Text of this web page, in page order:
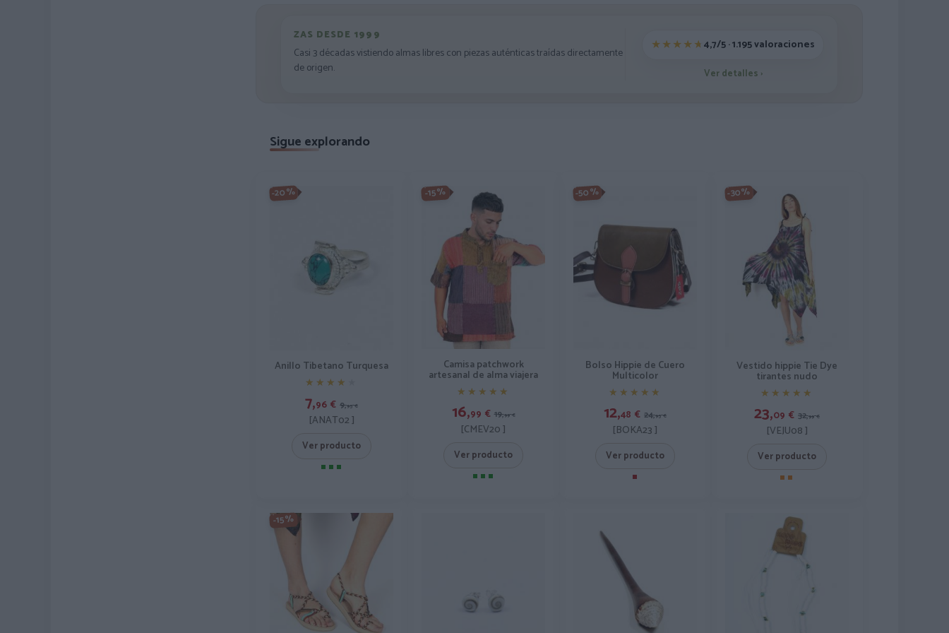
ZAS DESDE 1999
Casi 3 décadas vistiendo almas libres con piezas auténticas traídas directamente
de origen.
4,7/5 · 1.195 valoraciones
Ver detalles ›
Sigue explorando
-20%
Anillo Tibetano Turquesa
★★★★★
★★★★★
7,96 € 9,95 €
[ANAT02 ]
Ver producto
-15%
Camisa patchwork
artesanal de alma viajera
★★★★★
★★★★★
16,99 € 19,99 €
[CMEV20 ]
Ver producto
-50%
Bolso Hippie de Cuero
Multicolor
★★★★★
★★★★★
12,48 € 24,95 €
[BOKA23 ]
Ver producto
-30%
Vestido hippie Tie Dye
tirantes nudo
★★★★★
★★★★★
23,09 € 32,99 €
[VEJU08 ]
Ver producto
-15%